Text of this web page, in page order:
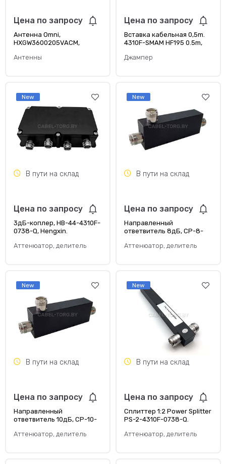
Цена по запросу
Антенна Omni,
HXGW3600205VACM,
Антенны
Цена по запросу
Вставка кабельная 0,5m.
4310F-SMAM HF195 0.5m,
Джампер
New
В пути на склад
Цена по запросу
3дБ-коплер, HB-44-4310F-
0738-Q, Hengxin.
Аттенюатор, делитель
New
В пути на склад
Цена по запросу
Направленный
ответвитель 8дБ, CP-8-
Аттенюатор, делитель
New
В пути на склад
Цена по запросу
Направленный
ответвитель 10дБ, CP-10-
Аттенюатор, делитель
New
В пути на склад
Цена по запросу
Сплиттер 1:2 Power Splitter
PS-2-4310F-0738-Q.
Аттенюатор, делитель